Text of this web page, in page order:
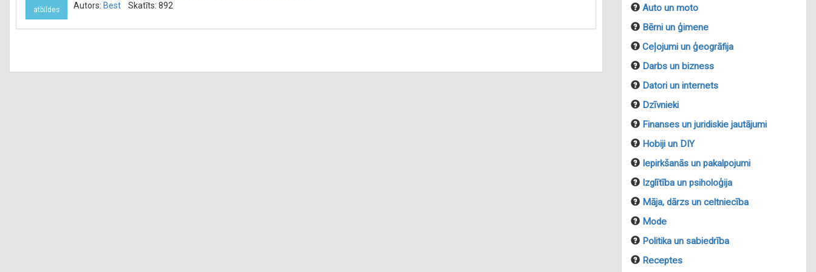
atbildes Autors: Best Skatīts: 892
Auto un moto
Bērni un ģimene
Ceļojumi un ģeogrāfija
Darbs un bizness
Datori un internets
Dzīvnieki
Finanses un juridiskie jautājumi
Hobiji un DIY
Iepirkšanās un pakalpojumi
Izglītība un psiholoģija
Māja, dārzs un celtniecība
Mode
Politika un sabiedrība
Receptes